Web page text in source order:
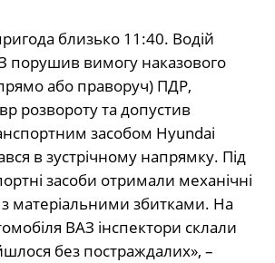
близько 11:40. Водій
порушив вимогу наказового
або праворуч) ПДР,
розвороту та допустив
засобом Hyundai
в зустрічному напрямку. Під
засоби отримали механічні
матеріальними збитками. На
ВАЗ інспектори склали
без постраждалих», –